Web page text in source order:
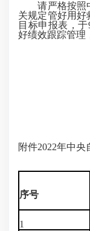
请严格按照中
关规定管好用好
目标申报表，
好绩效跟踪管理
附件2022年中
序号
1